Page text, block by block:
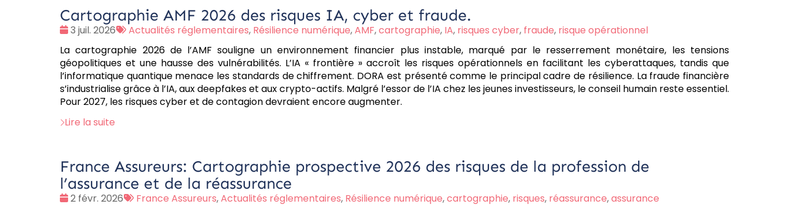
Cartographie AMF 2026 des risques IA, cyber et fraude.
Date
3 juil. 2026
Tags
Actualités réglementaires, Résilience numérique,AMF,cartographie, IA, risques cyber, fraude, risque opérationnel
La cartographie 2026 de l’AMF souligne un environnement financier plus instable, marqué par le resserrement monétaire, les tensions
géopolitiques et une hausse des vulnérabilités. L’IA « frontière » accroît les risques opérationnels en facilitant les cyberattaques, tandis que
l’informatique quantique menace les standards de chiffrement. DORA est présenté comme le principal cadre de résilience. La fraude financière
s’industrialise grâce à l’IA, aux deepfakes et aux crypto-actifs. Malgré l’essor de l’IA chez les jeunes investisseurs, le conseil humain reste essentiel.
Pour 2027, les risques cyber et de contagion devraient encore augmenter.
Lire la suite
France Assureurs: Cartographie prospective 2026 des risques de la profession de
l’assurance et de la réassurance
Date
2 févr. 2026
Tags
France Assureurs,Actualités réglementaires, Résilience numérique,cartographie, risques, réassurance,assurance